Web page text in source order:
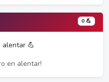
0 💪
alentar 💪
en alentar!